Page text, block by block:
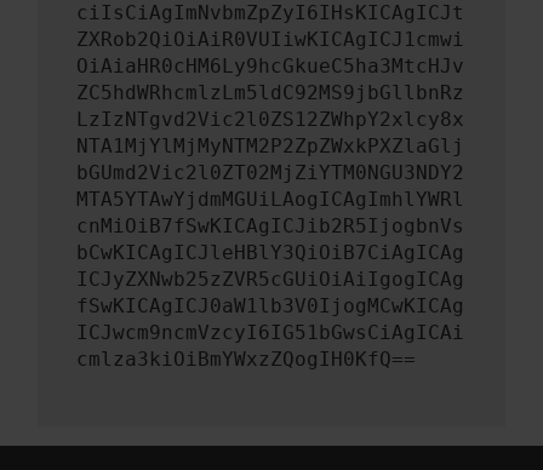
ciIsCiAgImNvbmZpZyI6IHsKICAgICJt
ZXRob2QiOiAiR0VUIiwKICAgICJ1cmwi
OiAiaHR0cHM6Ly9hcGkueC5ha3MtcHJv
ZC5hdWRhcmlzLm5ldC92MS9jbGllbnRz
LzIzNTgvd2Vic2l0ZS12ZWhpY2xlcy8x
NTA1MjYlMjMyNTM2P2ZpZWxkPXZlaGlj
bGUmd2Vic2l0ZT02MjZiYTM0NGU3NDY2
MTA5YTAwYjdmMGUiLAogICAgImhlYWRl
cnMiOiB7fSwKICAgICJib2R5IjogbnVs
bCwKICAgICJleHBlY3QiOiB7CiAgICAg
ICJyZXNwb25zZVR5cGUiOiAiIgogICAg
fSwKICAgICJ0aW1lb3V0IjogMCwKICAg
ICJwcm9ncmVzcyI6IG51bGwsCiAgICAi
cmlza3kiOiBmYWxzZQogIH0KfQ==